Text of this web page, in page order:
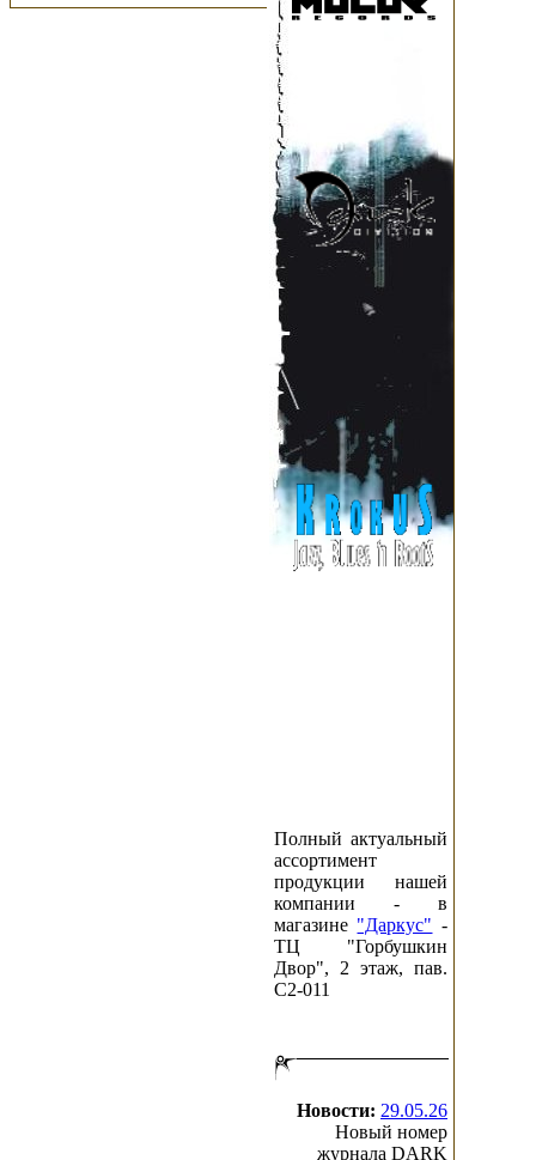
Полный актуальный
ассортимент
продукции нашей
компании - в
магазине "Даркус" -
ТЦ "Горбушкин
Двор", 2 этаж, пав.
C2-011
Новости: 29.05.26
Новый номер
журнала DARK